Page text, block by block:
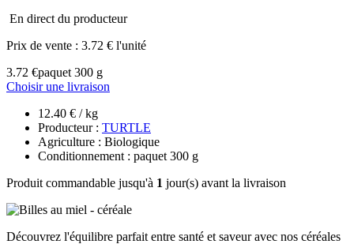
En direct du producteur
Prix de vente : 3.72 € l'unité
3.72 €paquet 300 g
Choisir une livraison
12.40 € / kg
Producteur : TURTLE
Agriculture : Biologique
Conditionnement : paquet 300 g
Produit commandable jusqu'à 1 jour(s) avant la livraison
Découvrez l'équilibre parfait entre santé et saveur avec nos céréales